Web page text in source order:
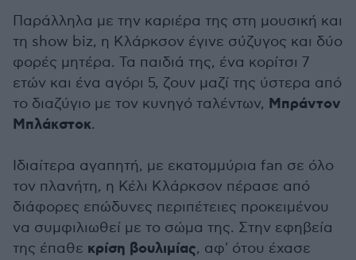
Παράλληλα με την καριέρα της στη μουσική και
τη show biz, η Κλάρκσον έγινε σύζυγος και δύο
φορές μητέρα. Τα παιδιά της, ένα κορίτσι 7
ετών και ένα αγόρι 5, ζουν μαζί της ύστερα από
το διαζύγιο με τον κυνηγό ταλέντων, Μπράντον
Μπλάκστοκ.
Ιδιαίτερα αγαπητή, με εκατομμύρια fan σε όλο
τον πλανήτη, η Κέλι Κλάρκσον πέρασε από
διάφορες επώδυνες περιπέτειες προκειμένου
να συμφιλιωθεί με το σώμα της. Στην εφηβεία
της έπαθε κρίση βουλιμίας, αφ' ότου έχασε